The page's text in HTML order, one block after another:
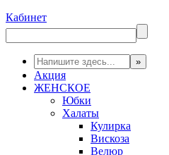
Кабинет
Акция
ЖЕНСКОЕ
Юбки
Халаты
Кулирка
Вискоза
Велюр